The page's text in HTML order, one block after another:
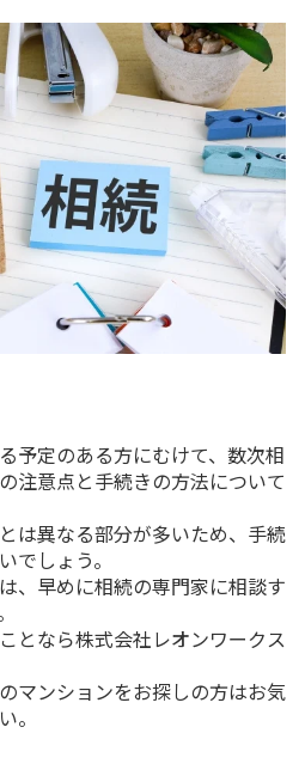
予定のある方にむけて、数次相
注意点と手続きの方法について
は異なる部分が多いため、手続
でしょう。
、早めに相続の専門家に相談す
となら株式会社レオンワークス
マンションをお探しの方はお気
。